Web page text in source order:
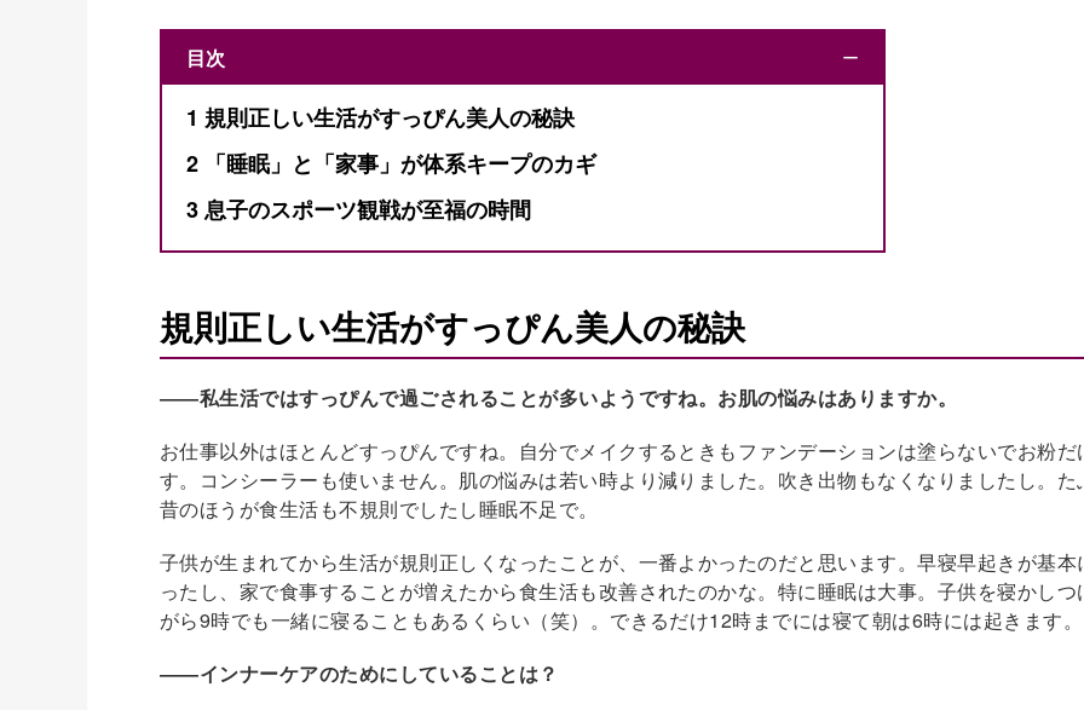
目次 ー
1 規則正しい生活がすっぴん美人の秘訣
2 「睡眠」と「家事」が体系キープのカギ
3息子のスポーツ観戦が至福の時間
規則正しい生活がすっぴん美人の秘訣
――私生活ではすっぴんで過ごされることが多いようですね。お肌の悩みはありますか。
お仕事以外はほとんどすっぴんですね。自分でメイクするときもファンデーションは塗らないでお粉だ
す。コンシーラーも使いません。肌の悩みは若い時より減りました。吹き出物もなくなりましたし。た
昔のほうが食生活も不規則でしたし睡眠不足で。
子供が生まれてから生活が規則正しくなったことが、一番よかったのだと思います。早寝早起きが基本
ったし、家で食事することが増えたから食生活も改善されたのかな。特に睡眠は大事。子供を寝かしつ
がら9時でも一緒に寝ることもあるくらい（笑）。できるだけ12時までには寝て朝は6時には起きます。
――インナーケアのためにしていることは？